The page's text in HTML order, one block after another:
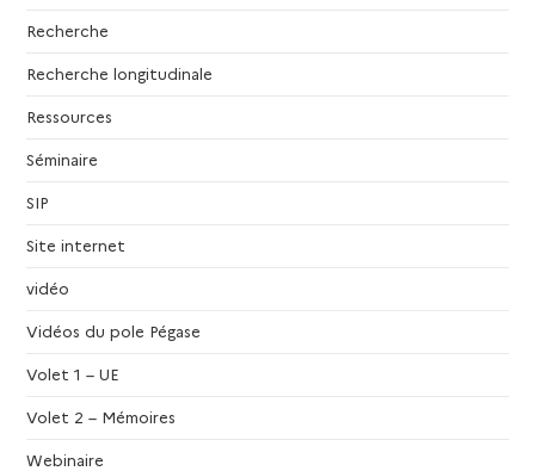
Recherche
Recherche longitudinale
Ressources
Séminaire
SIP
Site internet
vidéo
Vidéos du pole Pégase
Volet 1 – UE
Volet 2 – Mémoires
Webinaire